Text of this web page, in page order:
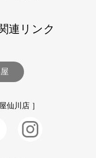
連リンク
仙川店 ］